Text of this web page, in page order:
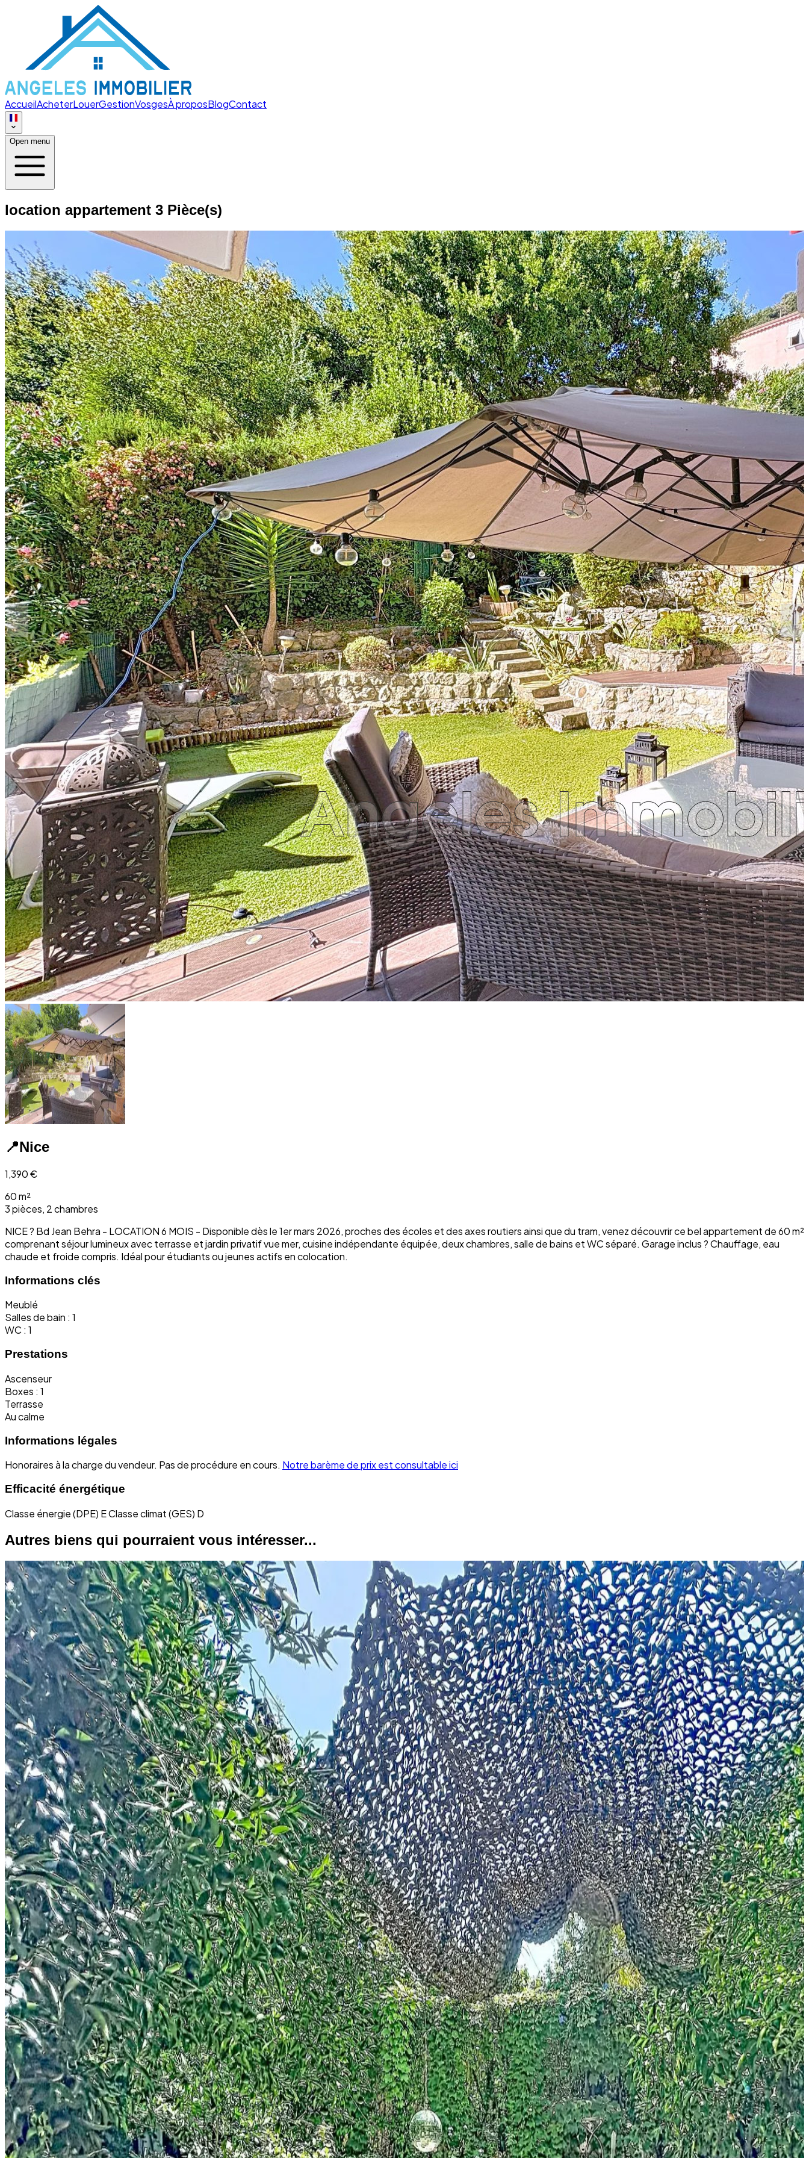
AccueilAcheterLouerGestionVosgesÀ proposBlogContact
Open menu
location appartement 3 Pièce(s)
📍Nice
1,390€
60 m²
3 pièces, 2 chambres
NICE ? Bd Jean Behra - LOCATION 6 MOIS - Disponible dès le 1er mars 2026, proches des écoles et des axes routiers ainsi que du tram, venez découvrir ce bel appartement de 60 m²
comprenant séjour lumineux avec terrasse et jardin privatif vue mer, cuisine indépendante équipée, deux chambres, salle de bains et WC séparé. Garage inclus ? Chauffage, eau
chaude et froide compris. Idéal pour étudiants ou jeunes actifs en colocation.
Informations clés
Meublé
Salles de bain : 1
WC : 1
Prestations
Ascenseur
Boxes : 1
Terrasse
Au calme
Informations légales
Honoraires à la charge du vendeur. Pas de procédure en cours. Notre barème de prix est consultable ici
Efficacité énergétique
Classe énergie (DPE) EClasse climat (GES) D
Autres biens qui pourraient vous intéresser...